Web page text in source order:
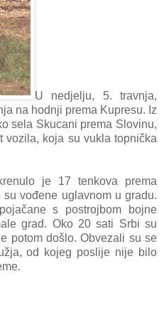
U nedjelju, 5. travnja,
na hodnji prema Kupresu. Iz
sela Skucani prema Slovinu,
vozila, koja su vukla topnička
je 17 tenkova prema
vođene uglavnom u gradu.
s postrojbom bojne
grad. Oko 20 sati Srbi su
potom došlo. Obvezali su se
od kojeg poslije nije bilo